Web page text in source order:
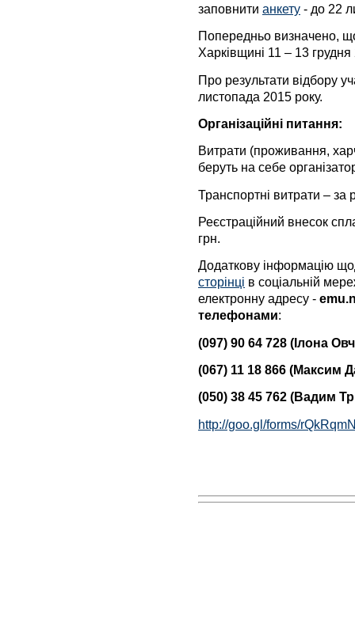
заповнити анкету - до 22
Попередньо визначено,
Харківщині 11 – 13 грудня
Про результати відбору
листопада 2015 року.
Організаційні питання:
Витрати (проживання,
беруть на себе
Транспортні витрати – за
Реєстраційний внесок
грн.
Додаткову інформацію
сторінці в соціальній
електронну адресу -
телефонами:
(097) 90 64 728 (Ілона
(067) 11 18 866 (Максим
(050) 38 45 762 (Вадим
http://goo.gl/forms/